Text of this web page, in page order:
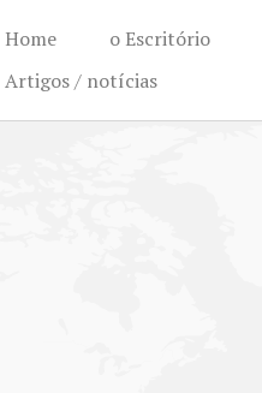
Home o Escritório
Artigos / notícias